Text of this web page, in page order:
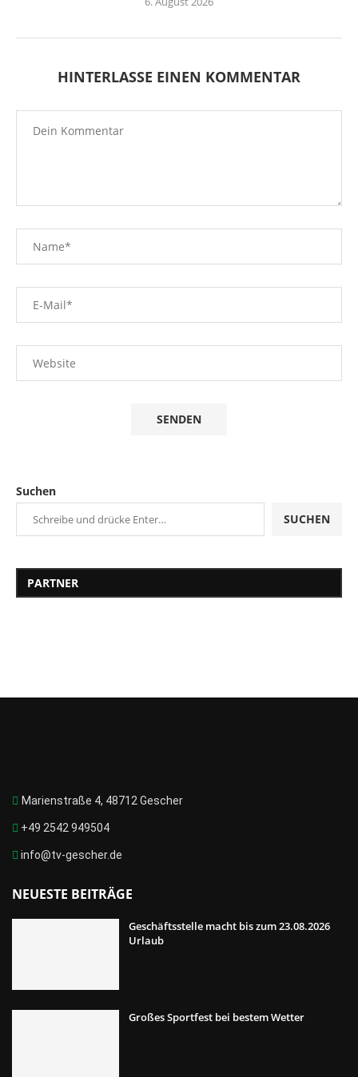
HINTERLASSE EINEN KOMMENTAR
Suchen
SUCHEN
PARTNER
Marienstraße 4, 48712 Gescher
+49 2542 949504
info@tv-gescher.de
NEUESTE BEITRÄGE
Geschäftsstelle macht bis zum 23.08.2026
Urlaub
Großes Sportfest bei bestem Wetter